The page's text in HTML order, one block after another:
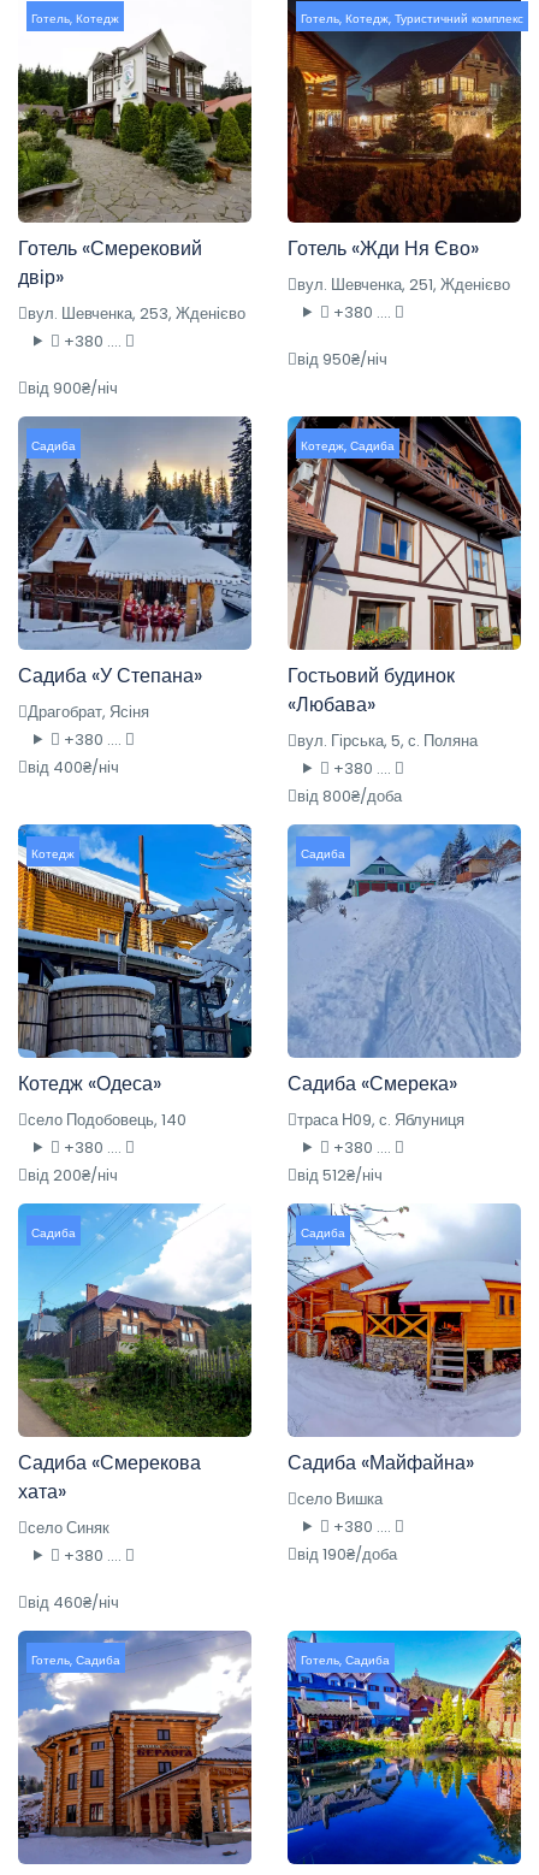
Готель, Котедж
Готель «Смерековий
двір»
вул. Шевченка, 253, Жденієво
+380 ....
від 900₴/ніч
Готель, Котедж, Туристичний комплекс
Готель «Жди Ня Єво»
вул. Шевченка, 251, Жденієво
+380 ....
від 950₴/ніч
Садиба
Садиба «У Степана»
Драгобрат, Ясіня
+380 ....
від 400₴/ніч
Котедж, Садиба
Гостьовий будинок
«Любава»
вул. Гірська, 5, с. Поляна
+380 ....
від 800₴/доба
Котедж
Котедж «Одеса»
село Подобовець, 140
+380 ....
від 200₴/ніч
Садиба
Садиба «Смерека»
траса Н09, с. Яблуниця
+380 ....
від 512₴/ніч
Садиба
Садиба «Смерекова
хата»
село Синяк
+380 ....
від 460₴/ніч
Садиба
Садиба «Майфайна»
село Вишка
+380 ....
від 190₴/доба
Готель, Садиба Готель, Садиба